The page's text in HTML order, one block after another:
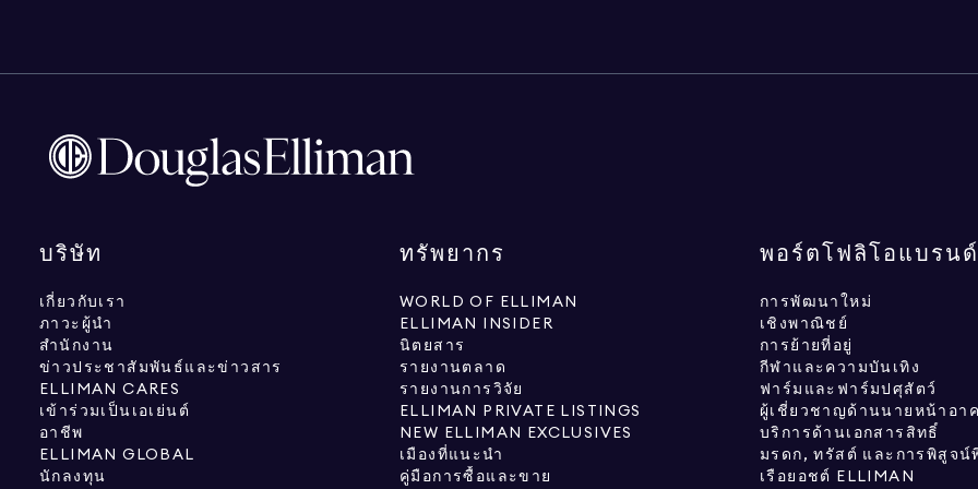
บริษัท
เกี่ยวกับเรา
ภาวะผู้นำ
สำนักงาน
ข่าวประชาสัมพันธ์และข่าวสาร
ELLIMAN CARES
เข้าร่วมเป็นเอเย่นต์
อาชีพ
ELLIMAN GLOBAL
นักลงทุน
ทรัพยากร
WORLD OF ELLIMAN
ELLIMAN INSIDER
นิตยสาร
รายงานตลาด
รายงานการวิจัย
ELLIMAN PRIVATE LISTINGS
NEW ELLIMAN EXCLUSIVES
เมืองที่แนะนำ
คู่มือการซื้อและขาย
พอร์ตโฟลิโอแบรนด์
การพัฒนาใหม่
เชิงพาณิชย์
การย้ายที่อยู่
กีฬาและความบันเทิง
ฟาร์มและฟาร์มปศุสัตว์
ผู้เชี่ยวชาญด้านนายหน้าอา
บริการด้านเอกสารสิทธิ์
มรดก, ทรัสต์ และการพิสูจน์
เรือยอชต์ ELLIMAN